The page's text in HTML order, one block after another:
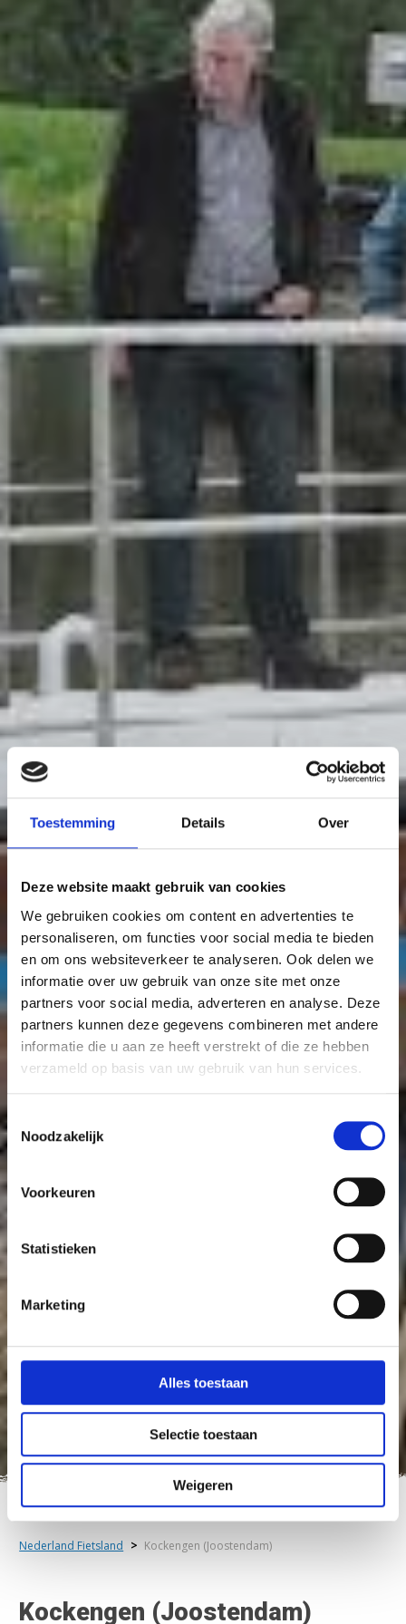
Toestemming Details Over
Deze website maakt gebruik van cookies
We gebruiken cookies om content en advertenties te
personaliseren, om functies voor social media te bieden
en om ons websiteverkeer te analyseren. Ook delen we
informatie over uw gebruik van onze site met onze
partners voor social media, adverteren en analyse. Deze
partners kunnen deze gegevens combineren met andere
informatie die u aan ze heeft verstrekt of die ze hebben
verzameld op basis van uw gebruik van hun services.
Toestemmingsselectie
Noodzakelijk
Voorkeuren
Statistieken
Marketing
Alles toestaan
Selectie toestaan
Weigeren
Nederland Fietsland > Kockengen (Joostendam)
Kockengen (Joostendam)